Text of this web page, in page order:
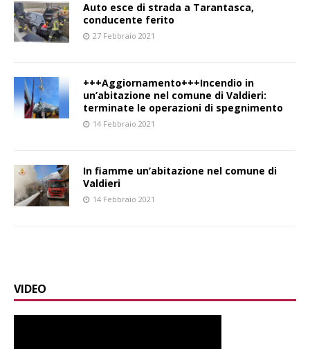
Auto esce di strada a Tarantasca,
conducente ferito
27 Febbraio 2021
+++Aggiornamento+++Incendio in
un’abitazione nel comune di Valdieri:
terminate le operazioni di spegnimento
14 Febbraio 2021
In fiamme un’abitazione nel comune di
Valdieri
14 Febbraio 2021
VIDEO